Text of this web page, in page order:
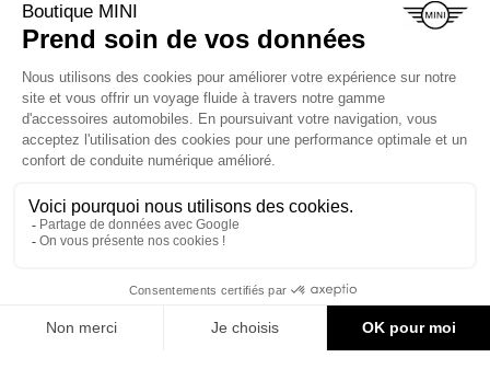
SERVICE CLIENT
Du lundi au vendredi de 10h à 12h et de 14h à 16h30
LA BOUTIQUE 
ESPACE CLIENT
NOS VÉHICULES
